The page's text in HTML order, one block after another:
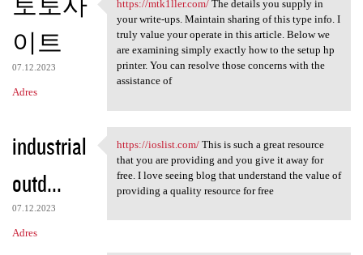
이트
07.12.2023
Adres
https://mtk1ller.com/ The
https://mtk1ller.com/The details you supply in
your write-ups. Maintain sharing of this type info. I
truly value your operate in this article. Below we
are examining simply exactly how to the setup hp
printer. You can resolve those concerns with the
assistance of
industrial
outd...
07.12.2023
Adres
https://ioslist.com/ This is
https://ioslist.com/This is such a great resource
that you are providing and you give it away for
free. I love seeing blog that understand the value of
providing a quality resource for free